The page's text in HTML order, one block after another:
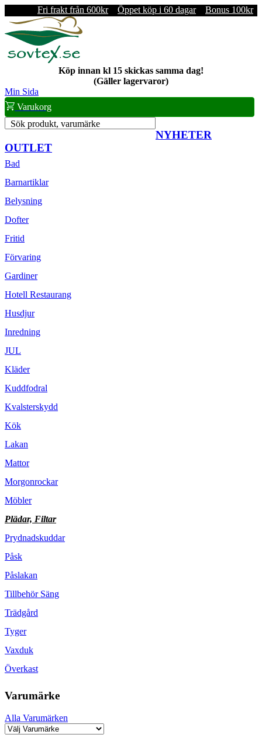
Fri frakt från 600kr Öppet köp i 60 dagar Bonus 100kr
Köp innan kl 15 skickas samma dag!
(Gäller lagervaror)
Min Sida
Varukorg
Sök produkt, varumärke
NYHETER
OUTLET
Bad
Barnartiklar
Belysning
Dofter
Fritid
Förvaring
Gardiner
Hotell Restaurang
Husdjur
Inredning
JUL
Kläder
Kuddfodral
Kvalsterskydd
Kök
Lakan
Mattor
Morgonrockar
Möbler
Plädar, Filtar
Prydnadskuddar
Påsk
Påslakan
Tillbehör Säng
Trädgård
Tyger
Vaxduk
Överkast
Varumärke
Alla Varumärken